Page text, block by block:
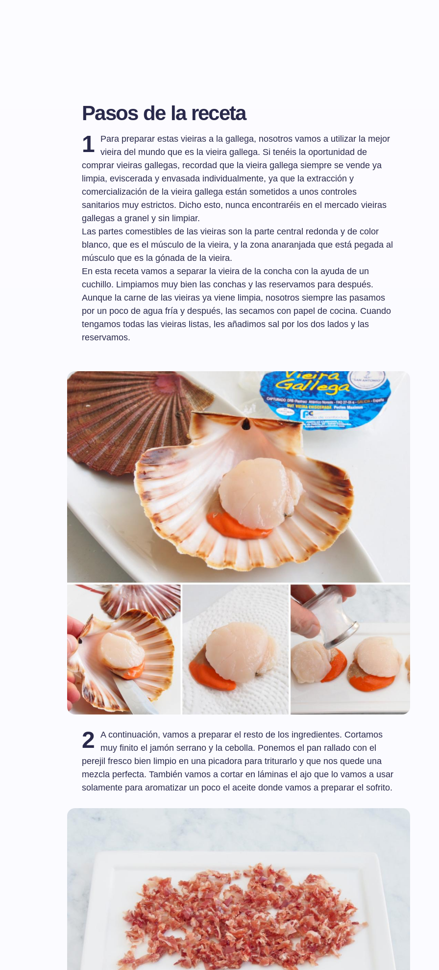
Pasos de la receta
1
Para preparar estas vieiras a la gallega, nosotros vamos a utilizar la mejor
vieira del mundo que es la vieira gallega. Si tenéis la oportunidad de
comprar vieiras gallegas, recordad que la vieira gallega siempre se vende ya
limpia, eviscerada y envasada individualmente, ya que la extracción y
comercialización de la vieira gallega están sometidos a unos controles
sanitarios muy estrictos. Dicho esto, nunca encontraréis en el mercado vieiras
gallegas a granel y sin limpiar.
Las partes comestibles de las vieiras son la parte central redonda y de color
blanco, que es el músculo de la vieira, y la zona anaranjada que está pegada al
músculo que es la gónada de la vieira.
En esta receta vamos a separar la vieira de la concha con la ayuda de un
cuchillo. Limpiamos muy bien las conchas y las reservamos para después.
Aunque la carne de las vieiras ya viene limpia, nosotros siempre las pasamos
por un poco de agua fría y después, las secamos con papel de cocina. Cuando
tengamos todas las vieiras listas, les añadimos sal por los dos lados y las
reservamos.
2
A continuación, vamos a preparar el resto de los ingredientes. Cortamos
muy finito el jamón serrano y la cebolla. Ponemos el pan rallado con el
perejil fresco bien limpio en una picadora para triturarlo y que nos quede una
mezcla perfecta. También vamos a cortar en láminas el ajo que lo vamos a usar
solamente para aromatizar un poco el aceite donde vamos a preparar el sofrito.